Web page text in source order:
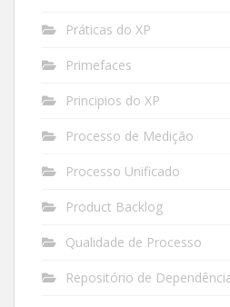
Práticas do XP
Primefaces
Principios do XP
Processo de Medição
Processo Unificado
Product Backlog
Qualidade de Processo
Repositório de